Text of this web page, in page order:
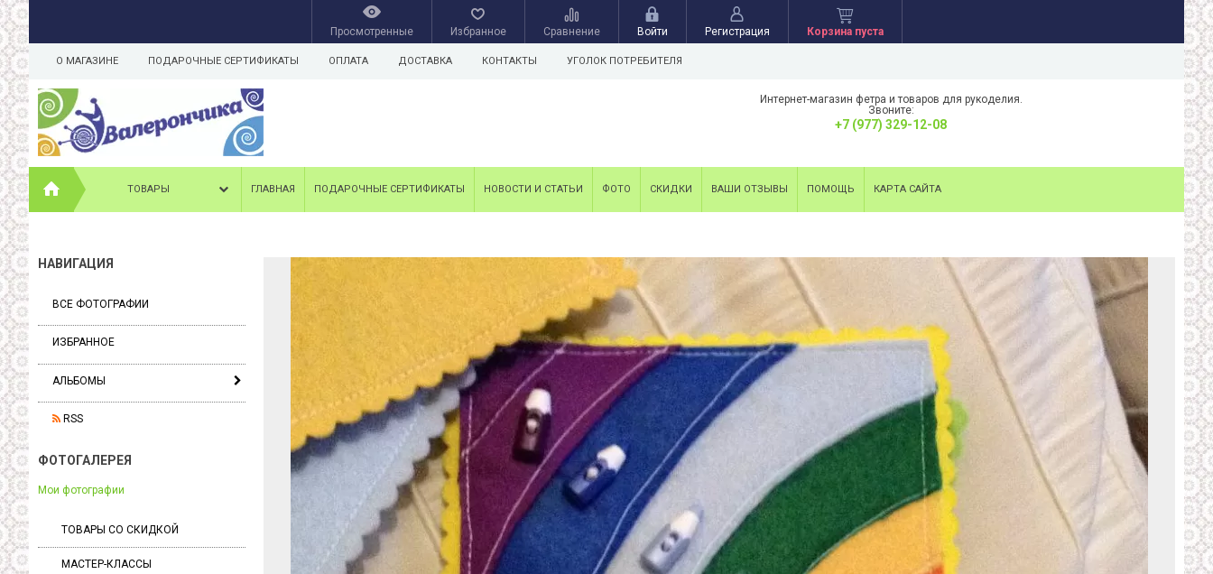
Просмотренные Избранное Сравнение Войти Регистрация Корзина пуста
О МАГАЗИНЕ ПОДАРОЧНЫЕ СЕРТИФИКАТЫ ОПЛАТА ДОСТАВКА КОНТАКТЫ УГОЛОК ПОТРЕБИТЕЛЯ
Интернет-магазин фетра и товаров для рукоделия.
Звоните:
+7 (977) 329-12-08
ТОВАРЫ ГЛАВНАЯ ПОДАРОЧНЫЕ СЕРТИФИКАТЫ НОВОСТИ И СТАТЬИ ФОТО СКИДКИ ВАШИ ОТЗЫВЫ ПОМОЩЬ КАРТА САЙТА
НАВИГАЦИЯ
ВСЕ ФОТОГРАФИИ
ИЗБРАННОЕ
АЛЬБОМЫ
RSS
ФОТОГАЛЕРЕЯ
Мои фотографии
ТОВАРЫ СО СКИДКОЙ
МАСТЕР-КЛАССЫ